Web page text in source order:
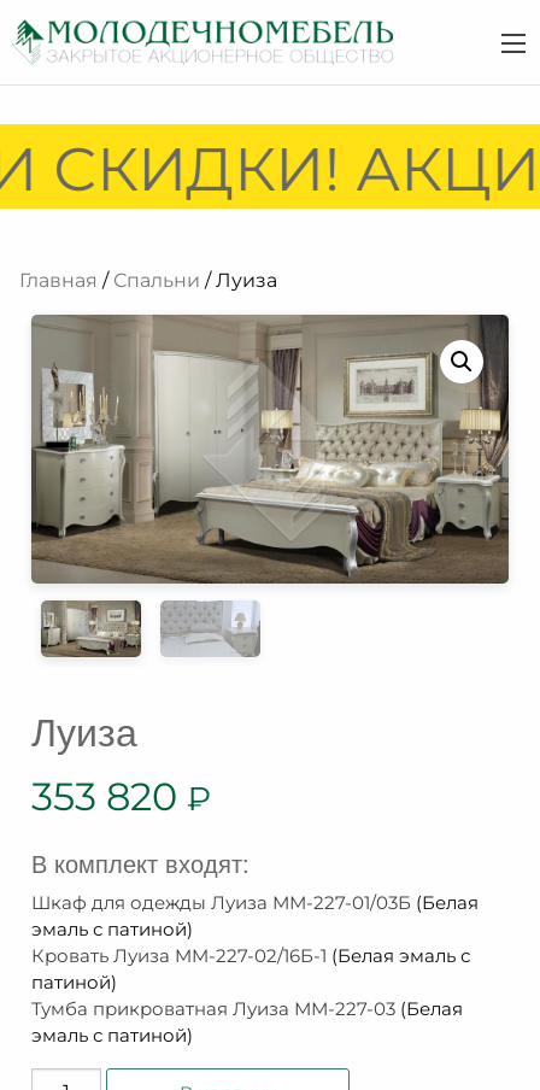
Главная / Спальни / Луиза
Луиза
353 820 ₽
В комплект входят:
Шкаф для одежды Луиза ММ-227-01/03Б (Белая
эмаль с патиной)
Кровать Луиза MM-227-02/16Б-1 (Белая эмаль с
патиной)
Тумба прикроватная Луиза ММ-227-03 (Белая
эмаль с патиной)
Количество